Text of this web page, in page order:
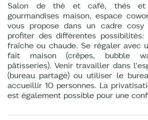
Salon de thé et café, thés et
gourmandises maison, espace
vous propose dans un cadre
profiter des différentes possibilités:
fraîche ou chaude. Se régaler avec
fait maison (crêpes, bubble
pâtisseries). Venir travailler dans
(bureau partagé) ou utiliser le
accueillir 10 personnes. La
est également possible pour une